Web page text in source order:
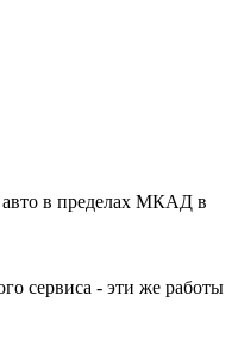
в пределах МКАД в
сервиса - эти же работы